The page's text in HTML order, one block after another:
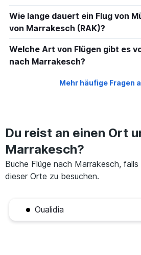
Wie lange dauert ein Flug von
von Marrakesch (RAK)?
Welche Art von Flügen gibt es
nach Marrakesch?
Mehr häufige Fragen
Du reist an einen Ort
Marrakesch?
Buche Flüge nach Marrakesch,
dieser Orte zu besuchen.
Oualidia